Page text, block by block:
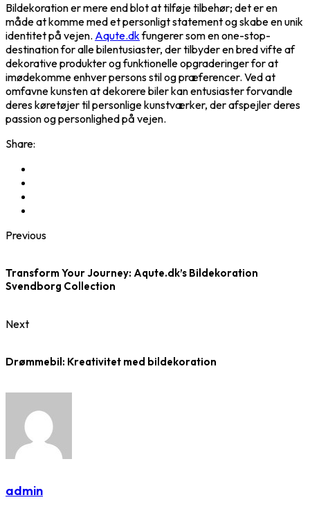
Bildekoration er mere end blot at tilføje tilbehør; det er en
måde at komme med et personligt statement og skabe en unik
identitet på vejen. Aqute.dkfungerer som en one-stop-
destination for alle bilentusiaster, der tilbyder en bred vifte af
dekorative produkter og funktionelle opgraderinger for at
imødekomme enhver persons stil og præferencer. Ved at
omfavne kunsten at dekorere biler kan entusiaster forvandle
deres køretøjer til personlige kunstværker, der afspejler deres
passion og personlighed på vejen.
Share:
Previous
Transform Your Journey: Aqute.dk’s Bildekoration
Svendborg Collection
Next
Drømmebil: Kreativitet med bildekoration
admin